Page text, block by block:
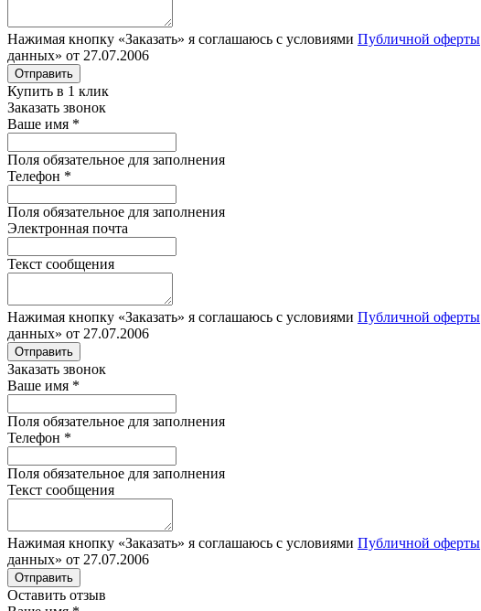
Нажимая кнопку «Заказать» я соглашаюсь с условиями Публичной оферты
данных» от 27.07.2006
Отправить
Купить в 1 клик
Заказать звонок
Ваше имя *
Поля обязательное для заполнения
Телефон *
Поля обязательное для заполнения
Электронная почта
Текст сообщения
Нажимая кнопку «Заказать» я соглашаюсь с условиями Публичной оферты
данных» от 27.07.2006
Отправить
Заказать звонок
Ваше имя *
Поля обязательное для заполнения
Телефон *
Поля обязательное для заполнения
Текст сообщения
Нажимая кнопку «Заказать» я соглашаюсь с условиями Публичной оферты
данных» от 27.07.2006
Отправить
Оставить отзыв